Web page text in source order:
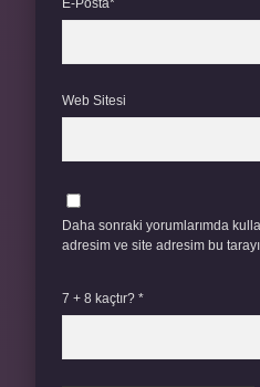
E-Posta*
Web Sitesi
Daha sonraki yorumlarımda
adresim ve site adresim bu
7 + 8 kaçtır? *